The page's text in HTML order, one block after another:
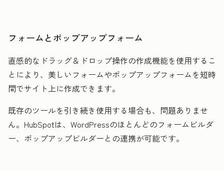
フォームとポップアップフォーム
直感的なドラッグ＆ドロップ操作の作成機能を使用するこ
とにより、美しいフォームやポップアップフォームを短時
間でサイト上に作成できます。
既存のツールを引き続き使用する場合も、問題ありませ
ん。HubSpotは、WordPressのほとんどのフォームビルダ
ー、ポップアップビルダーとの連携が可能です。